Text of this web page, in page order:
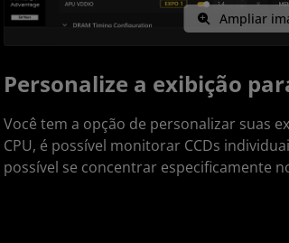
Ampliar
Personalize a exibição
Você tem a opção de personalizar suas
CPU, é possível monitorar CCDs
possível se concentrar especificamente